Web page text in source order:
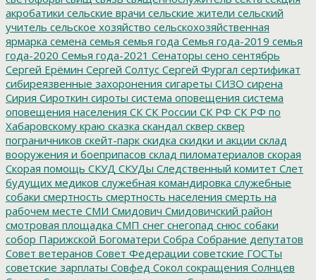
акробатики сельские врачи сельские жители сельский
учитель сельское хозяйство сельскохозяйственная
ярмарка семена семья семья года Семья года-2019 семья
года-2020 Семья года-2021 Сенаторы сено сентябрь
Сергей Ерёмин Сергей Солтус Сергей Фургал сертификат
сибиреязвенные захоронения сигареты СИЗО сирена
Сирия Сироткин сироты система оповещения система
оповещения населения СК СК России СК РФ СК РФ по
Хабаровскому краю сказка скандал сквер сквер
пограничников скейт-парк скидка скидки и акции склад
вооружения и боеприпасов склад пиломатериалов скорая
Скорая помощь СКУД СКУДы Следственный комитет Слет
будущих медиков служебная командировка служебные
собаки смертность смертность населения смерть на
рабочем месте СМИ Смидович Смидовичский район
смотровая площадка СМП снег снегопад снюс собаки
собор Парижской Богоматери Собра Собрание депутатов
Совет ветеранов Совет Федерации советские ГОСТы
советские зарплаты Совфед Сокол сокращения Солнцев